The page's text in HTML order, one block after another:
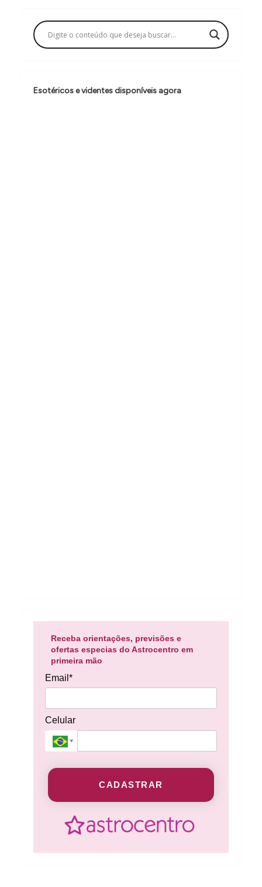
ç
ã
d
Esotéricos e videntes disponíveis agora
Receba orientações, previsões e
ofertas especias do Astrocentro em
primeira mão
Email*
Celular
CADASTRAR